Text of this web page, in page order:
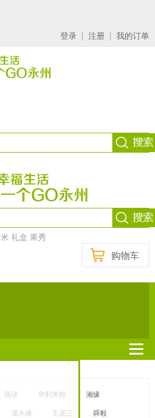
登录 | 注册 | 我的订单
米 礼盒 果秀
购物车
瑶珍 华利米粉
湘缘
潇水缘 王老三
舜毅